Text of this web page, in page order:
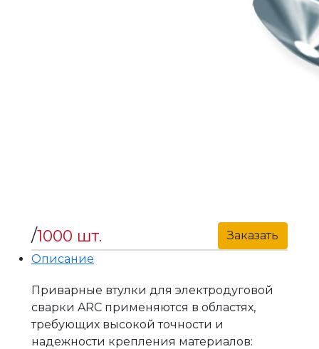
/1000 шт.
Заказать
Описание
Приварные втулки для электродуговой
сварки ARC применяются в областях,
требующих высокой точности и
надежности крепления материалов: